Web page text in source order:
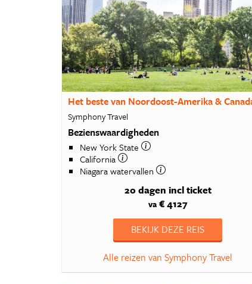
Het beste van Noordoost-Amerika &
Symphony Travel
Bezienswaardigheden
New York State
California
Niagara watervallen
20 dagen incl ticket
va€ 4127
BEKIJK DEZE REIS
Alle reizen van Symphony Travel